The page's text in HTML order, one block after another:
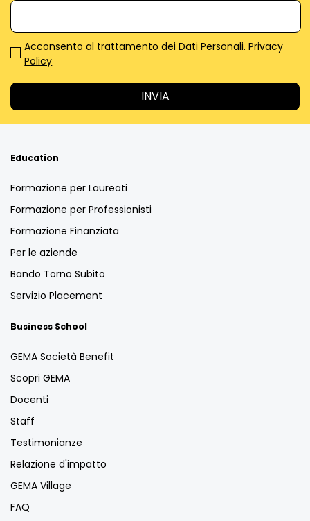
Acconsento al trattamento dei Dati Personali.Privacy
Policy
Education
Formazione per Laureati
Formazione per Professionisti
Formazione Finanziata
Per le aziende
Bando Torno Subito
Servizio Placement
Business School
GEMA Società Benefit
Scopri GEMA
Docenti
Staff
Testimonianze
Relazione d'impatto
GEMA Village
FAQ